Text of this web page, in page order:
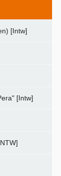
[Intw]
[Intw]